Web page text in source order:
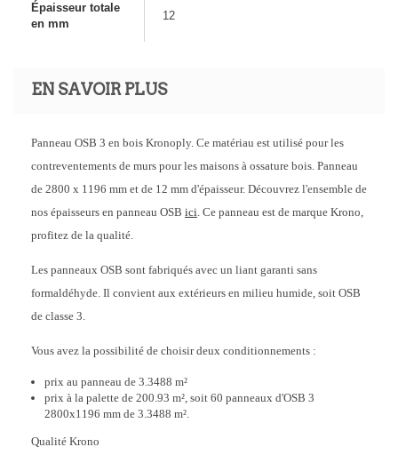
Épaisseur totale
en mm
12
EN SAVOIR PLUS
Panneau OSB 3 en bois Kronoply. Ce matériau est utilisé pour les
contreventements de murs pour les maisons à ossature bois. Panneau
de 2800 x 1196 mm et de 12 mm d'épaisseur. Découvrez l'ensemble de
nos épaisseurs en panneau OSB ici. Ce panneau est de marque Krono,
profitez de la qualité.
Les panneaux OSB sont fabriqués avec un liant garanti sans
formaldéhyde. Il convient aux extérieurs en milieu humide, soit OSB
de classe 3.
Vous avez la possibilité de choisir deux conditionnements :
prix au panneau de 3.3488 m²
prix à la palette de 200.93 m², soit 60 panneaux d'OSB 3
2800x1196 mm de 3.3488 m².
Qualité Krono